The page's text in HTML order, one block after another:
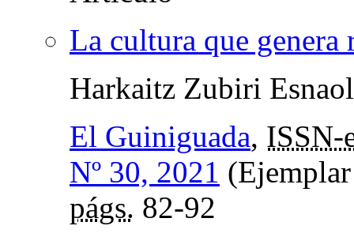
La cultura que genera
Harkaitz Zubiri
El Guiniguada, ISSN-
Nº 30, 2021
págs. 82-92